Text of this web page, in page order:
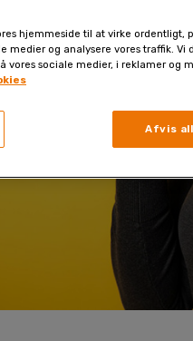
hjemmeside til at virke ordentligt,
medier og analysere vores traffik. Vi
vores sociale medier, i reklamer og
Afvis